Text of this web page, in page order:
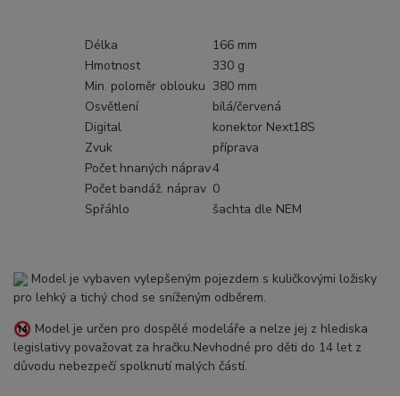
Délka
166 mm
Hmotnost
330 g
Min. poloměr oblouku 380 mm
Osvětlení
bílá/červená
Digital
konektor Next18S
Zvuk
příprava
Počet hnaných náprav4
Počet bandáž. náprav 0
Spřáhlo
šachta dle NEM
Model je vybaven vylepšeným pojezdem s kuličkovými ložisky
pro lehký a tichý chod se sníženým odběrem.
Model je určen pro dospělé modeláře a nelze jej z hlediska
legislativy považovat za hračku.Nevhodné pro děti do 14 let z
důvodu nebezpečí spolknutí malých částí.